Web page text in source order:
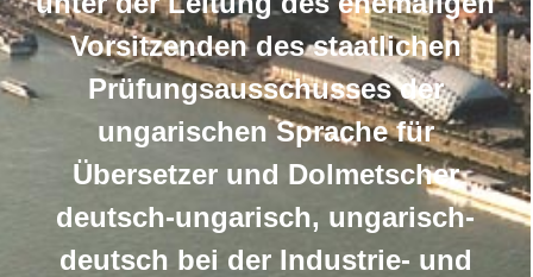
Vorsitzenden des staatlichen
Prüfungsausschusses der
ungarischen Sprache für
Übersetzer und Dolmetscher
deutsch-ungarisch, ungarisch-
deutsch bei der Industrie- und